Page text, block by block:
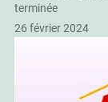
terminée
26 février 2024